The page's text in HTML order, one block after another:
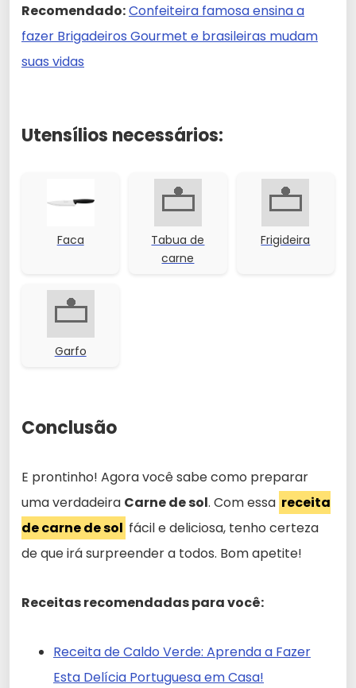
Recomendado:Confeiteira famosa ensina a
fazer Brigadeiros Gourmet e brasileiras mudam
suas vidas
Utensílios necessários:
Faca
Tabua de
carne
Frigideira
Garfo
Conclusão
E prontinho! Agora você sabe como preparar
uma verdadeira Carne de sol. Com essa receita
de carne de sol fácil e deliciosa, tenho certeza
de que irá surpreender a todos. Bom apetite!
Receitas recomendadas para você:
Receita de Caldo Verde: Aprenda a Fazer
Esta Delícia Portuguesa em Casa!